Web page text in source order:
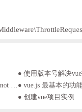
● 使用版本号解决
● vue.js 最基本的功
● 创建vue项目实例